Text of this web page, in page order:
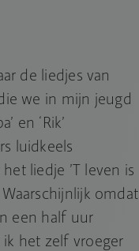
de liedjes van
we in mijn jeugd
en ‘Rik’
luidkeels
liedje ’T leven is
omdat
een half uur
het zelf vroeger